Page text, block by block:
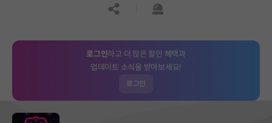
공유하기신고하기
로그인하고 더 많은 할인 혜택과
업데이트 소식을 받아보세요!
로그인